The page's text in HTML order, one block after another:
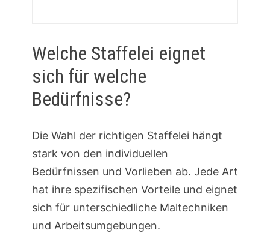
Welche Staffelei eignet
sich für welche
Bedürfnisse?
Die Wahl der richtigen Staffelei hängt
stark von den individuellen
Bedürfnissen und Vorlieben ab. Jede Art
hat ihre spezifischen Vorteile und eignet
sich für unterschiedliche Maltechniken
und Arbeitsumgebungen.